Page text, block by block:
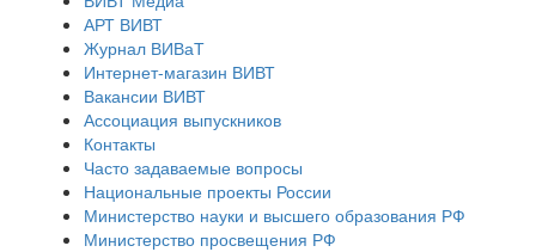
АРТ ВИВТ
Журнал ВИВаТ
Интернет-магазин ВИВТ
Вакансии ВИВТ
Ассоциация выпускников
Контакты
Часто задаваемые вопросы
Национальные проекты России
Министерство науки и высшего образования РФ
Министерство просвещения РФ